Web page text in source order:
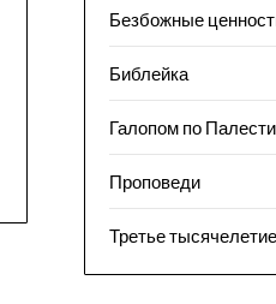
Безбожные
Библейка
Галопом по
Проповеди
Третье